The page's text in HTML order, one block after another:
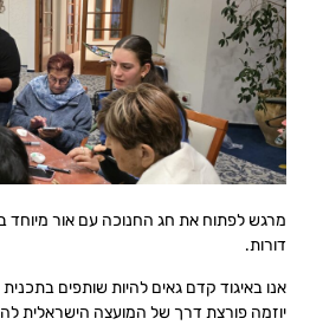
מרגש לפתוח את חג החנוכה עם אור מיוחד
דורות.
אנו באיגוד קדם גאים להיות שותפים
יוזמה פורצת דרך של המועצה הישראלית